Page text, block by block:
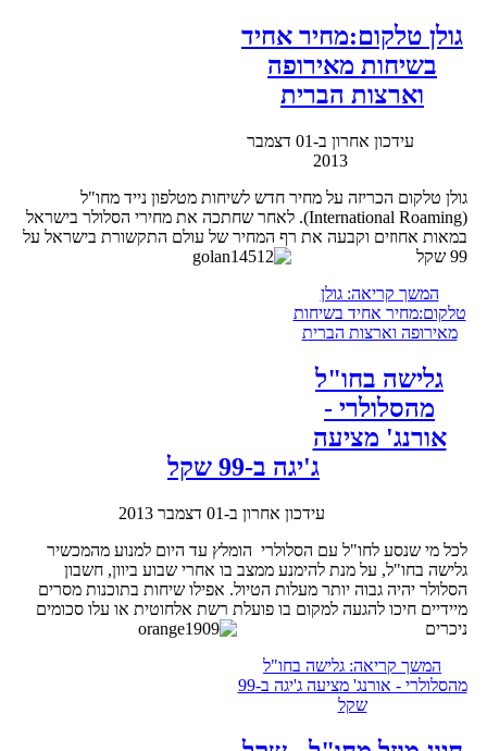
גולן טלקום:מחיר אחיד
בשיחות מאירופה
וארצות הברית
עידכון אחרון ב-01 דצמבר
2013
גולן טלקום הכריזה על מחיר חדש לשיחות מטלפון נייד מחו"ל
(International Roaming). לאחר שחתכה את מחירי הסלולר בישראל
במאות אחוזים וקבעה את רף המחיר של עולם התקשורת בישראל על
99 שקל
המשך קריאה: גולן
טלקום:מחיר אחיד בשיחות
מאירופה וארצות הברית
גלישה בחו"ל
מהסלולרי -
אורנג' מציעה
ג'יגה ב-99 שקל
עידכון אחרון ב-01 דצמבר 2013
לכל מי שנסע לחו"ל עם הסלולרי הומלץ עד היום למנוע מהמכשיר
גלישה בחו"ל, על מנת להימנע ממצב בו אחרי שבוע ביוון, חשבון
הסלולר יהיה גבוה יותר מעלות הטיול. אפילו שיחות בתוכנות מסרים
מיידיים חיכו להגעה למקום בו פועלת רשת אלחוטית או עלו סכומים
ניכרים
המשך קריאה: גלישה בחו"ל
מהסלולרי - אורנג' מציעה ג'יגה ב-99
שקל